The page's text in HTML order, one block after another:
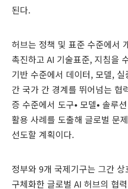
된다.
허브는 정책 및 표준 수준에서
촉진하고 AI 기술표준, 지침을
기반 수준에서 데이터, 모델,
간 국가 간 경계를 뛰어넘는 협
증 수준에서 도구• 모델• 솔루
활용 사례를 도출해 글로벌 문
선도할 계획이다.
정부와 9개 국제기구는 그간
구체화한 글로벌 AI 허브의 협